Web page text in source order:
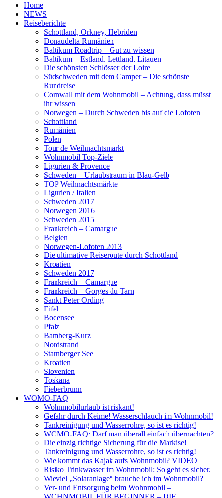
Home
NEWS
Reiseberichte
Schottland, Orkney, Hebriden
Donaudelta Rumänien
Baltikum Roadtrip – Gut zu wissen
Baltikum – Estland, Lettland, Litauen
Die schönsten Schlösser der Loire
Südschweden mit dem Camper – Die schönste
Rundreise
Cornwall mit dem Wohnmobil – Achtung, dass müsst
ihr wissen
Norwegen – Durch Schweden bis auf die Lofoten
Schottland
Rumänien
Polen
Tour de Weihnachtsmarkt
Wohnmobil Top-Ziele
Ligurien & Provence
Schweden – Urlaubstraum in Blau-Gelb
TOP Weihnachtsmärkte
Ligurien / Italien
Schweden 2017
Norwegen 2016
Schweden 2015
Frankreich – Camargue
Belgien
Norwegen-Lofoten 2013
Die ultimative Reiseroute durch Schottland
Kroatien
Schweden 2017
Frankreich – Camargue
Frankreich – Gorges du Tarn
Sankt Peter Ording
Eifel
Bodensee
Pfalz
Bamberg-Kurz
Nordstrand
Starnberger See
Kroatien
Slovenien
Toskana
Fieberbrunn
WOMO-FAQ
Wohnmobilurlaub ist riskant!
Gefahr durch Keime! Wasserschlauch im Wohnmobil!
Tankreinigung und Wasserrohre, so ist es richtig!
WOMO-FAQ: Darf man überall einfach übernachten?
Die einzig richtige Sicherung für die Markise!
Tankreinigung und Wasserrohre, so ist es richtig!
Wie kommt das Kajak aufs Wohnmobil? VIDEO
Risiko Trinkwasser im Wohnmobil: So geht es sicher.
Wieviel „Solaranlage“ brauche ich im Wohnmobil?
Ver- und Entsorgung beim Wohnmobil –
WOHNMOBIL FÜR BEGINNER – DIE